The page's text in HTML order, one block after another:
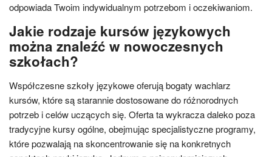
odpowiada Twoim indywidualnym potrzebom i oczekiwaniom.
Jakie rodzaje kursów językowych
można znaleźć w nowoczesnych
szkołach?
Współczesne szkoły językowe oferują bogaty wachlarz
kursów, które są starannie dostosowane do różnorodnych
potrzeb i celów uczących się. Oferta ta wykracza daleko poza
tradycyjne kursy ogólne, obejmując specjalistyczne programy,
które pozwalają na skoncentrowanie się na konkretnych